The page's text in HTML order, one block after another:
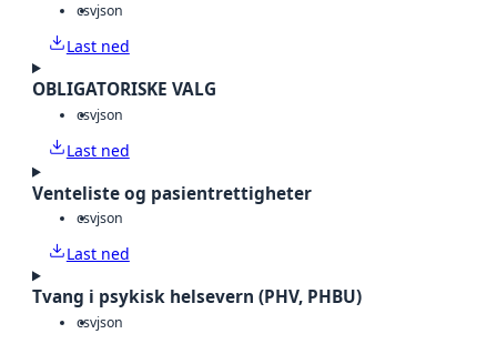
csvjson
Last ned
OBLIGATORISKE VALG
csvjson
Last ned
Venteliste og pasientrettigheter
csvjson
Last ned
Tvang i psykisk helsevern (PHV, PHBU)
csvjson